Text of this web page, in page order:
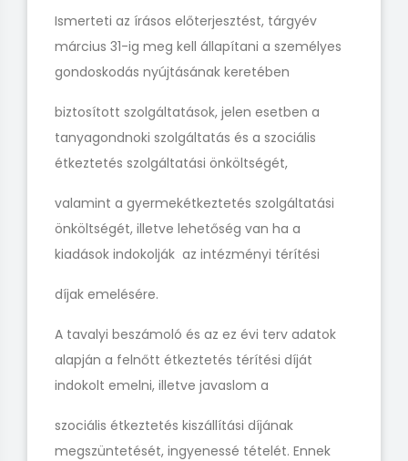
Ismerteti az írásos előterjesztést, tárgyév
március 31-ig meg kell állapítani a személyes
gondoskodás nyújtásának keretében
biztosított szolgáltatások, jelen esetben a
tanyagondnoki szolgáltatás és a szociális
étkeztetés szolgáltatási önköltségét,
valamint a gyermekétkeztetés szolgáltatási
önköltségét, illetve lehetőség van ha a
kiadások indokolják az intézményi térítési
díjak emelésére.
A tavalyi beszámoló és az ez évi terv adatok
alapján a felnőtt étkeztetés térítési díját
indokolt emelni, illetve javaslom a
szociális étkeztetés kiszállítási díjának
megszüntetését, ingyenessé tételét. Ennek